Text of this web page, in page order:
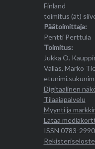
Finland
toimitus (ät)
Päätoimittaja:
Pentti Perttula
Toimitus:
Jukka O.
Vallas, Marko
Digitaalinen
Tilaajapalvelu
Myynti ja
Lataa
ISSN 0783-2990
Rekisteriseloste